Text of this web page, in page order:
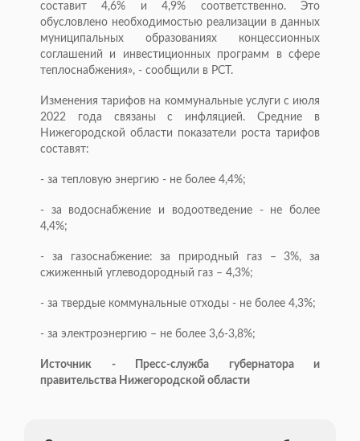
составит 4,6% и 4,9% соответственно. Это
обусловлено необходимостью реализации в данных
муниципальных образованиях концессионных
соглашений и инвестиционных программ в сфере
теплоснабжения», - сообщили в РСТ.
Изменения тарифов на коммунальные услуги с июля
2022 года связаны с инфляцией. Средние в
Нижегородской области показатели роста тарифов
составят:
- за тепловую энергию - не более 4,4%;
- за водоснабжение и водоотведение - не более
4,4%;
- за газоснабжение: за природный газ – 3%, за
сжиженный углеводородный газ – 4,3%;
- за твердые коммунальные отходы - не более 4,3%;
- за электроэнергию – не более 3,6-3,8%;
Источник - Пресс-служба губернатора и
правительства Нижегородской области